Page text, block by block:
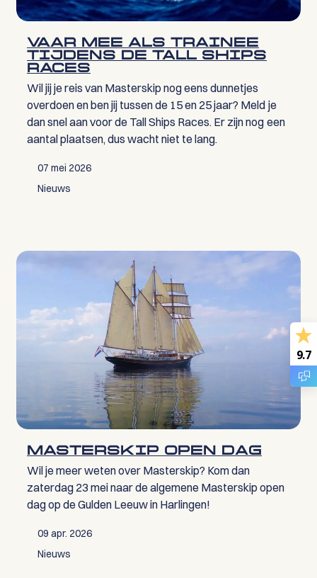
9.7
VAAR MEE ALS TRAINEE
TIJDENS DE TALL SHIPS
RACES
Wil jij je reis van Masterskip nog eens dunnetjes
overdoen en ben jij tussen de 15 en 25 jaar? Meld je
dan snel aan voor de Tall Ships Races. Er zijn nog een
aantal plaatsen, dus wacht niet te lang.
07 mei 2026
Nieuws
MASTERSKIP OPEN DAG
Wil je meer weten over Masterskip? Kom dan
zaterdag 23 mei naar de algemene Masterskip open
dag op de Gulden Leeuw in Harlingen!
09 apr. 2026
Nieuws